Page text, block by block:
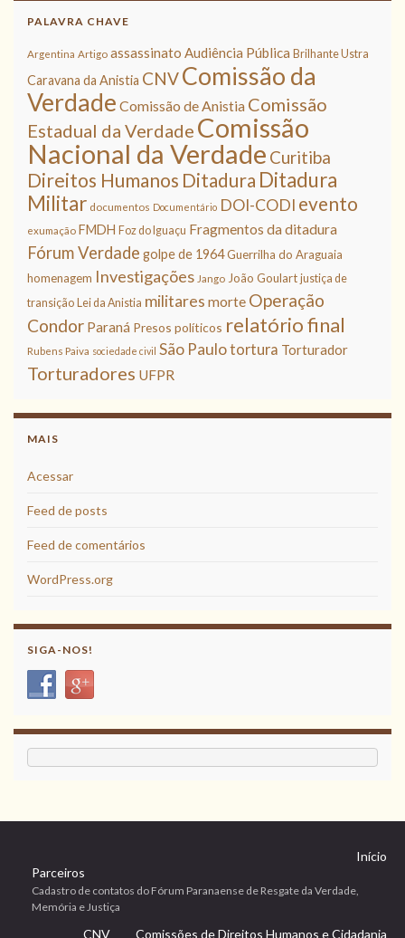
PALAVRA CHAVE
Argentina Artigo assassinato Audiência Pública Brilhante Ustra
Caravana da Anistia CNVComissão da
Verdade Comissão de Anistia Comissão
Estadual da Verdade Comissão
Nacional da Verdade Curitiba
Direitos Humanos Ditadura Ditadura
Militar documentos Documentário DOI-CODI evento
exumação FMDH Foz do Iguaçu Fragmentos da ditadura
Fórum Verdade golpe de 1964Guerrilha do Araguaia
homenagem Investigações Jango João Goulart justiça de
transição Lei da Anistia militares morte Operação
Condor Paraná Presos políticos relatório final
Rubens Paiva sociedade civil São Paulotortura Torturador
Torturadores UFPR
MAIS
Acessar
Feed de posts
Feed de comentários
WordPress.org
SIGA-NOS!
Início
Parceiros
Cadastro de contatos do Fórum Paranaense de Resgate da Verdade,
Memória e Justiça
CNV Comissões de Direitos Humanos e Cidadania